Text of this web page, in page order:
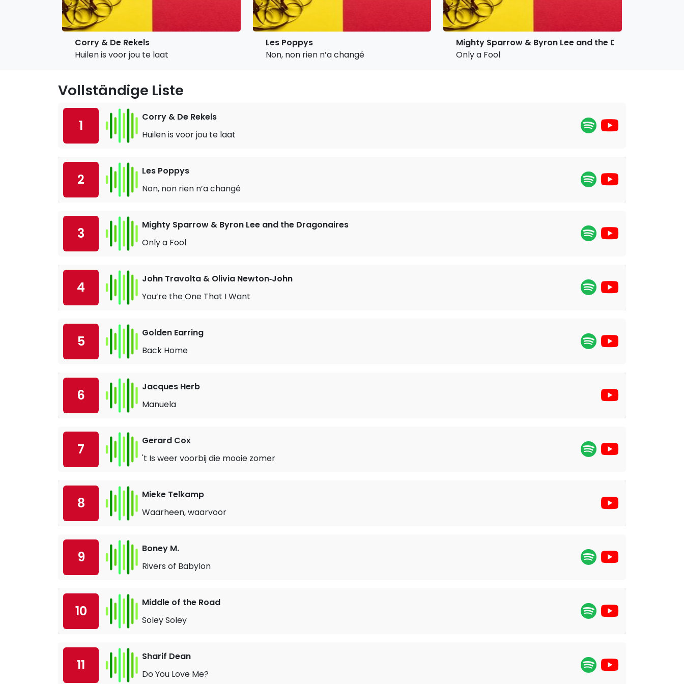
Corry & De Rekels
Huilen is voor jou te laat
Les Poppys
Non, non rien n’a changé
Mighty Sparrow & Byron Lee and the Dragonaires
Only a Fool
Vollständige Liste
1
Corry & De Rekels
Huilen is voor jou te laat
2
Les Poppys
Non, non rien n’a changé
3
Mighty Sparrow & Byron Lee and the Dragonaires
Only a Fool
4
John Travolta & Olivia Newton‐John
You’re the One That I Want
5
Golden Earring
Back Home
6
Jacques Herb
Manuela
7
Gerard Cox
't Is weer voorbij die mooie zomer
8
Mieke Telkamp
Waarheen, waarvoor
9
Boney M.
Rivers of Babylon
10
Middle of the Road
Soley Soley
11
Sharif Dean
Do You Love Me?